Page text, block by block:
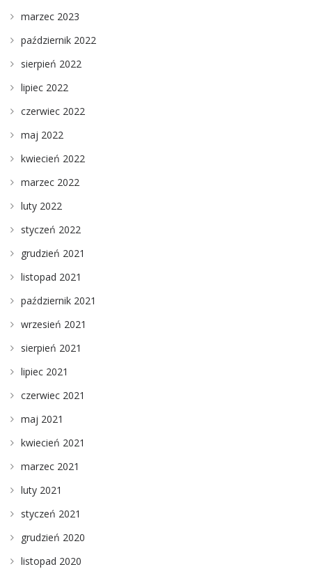
marzec 2023
październik 2022
sierpień 2022
lipiec 2022
czerwiec 2022
maj 2022
kwiecień 2022
marzec 2022
luty 2022
styczeń 2022
grudzień 2021
listopad 2021
październik 2021
wrzesień 2021
sierpień 2021
lipiec 2021
czerwiec 2021
maj 2021
kwiecień 2021
marzec 2021
luty 2021
styczeń 2021
grudzień 2020
listopad 2020